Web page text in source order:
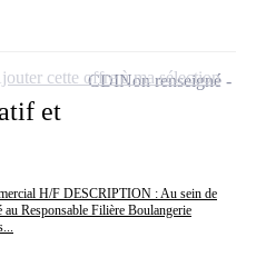
et
H/F DESCRIPTION : Au sein de
Responsable Filière Boulangerie
CDINon renseigné
cette offre à ma sélection